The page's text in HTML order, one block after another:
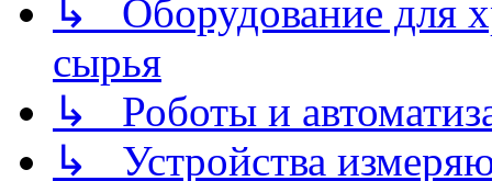
↳ Оборудование для
сырья
↳ Роботы и
↳ Устройства